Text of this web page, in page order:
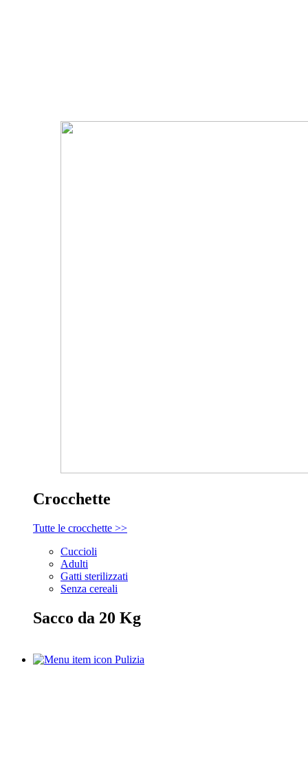
Crocchette
Tutte le crocchette >>
Cuccioli
Adulti
Gatti sterilizzati
Senza cereali
Sacco da 20 Kg
Pulizia